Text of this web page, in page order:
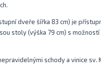
dveře šířka 83 cm) je
stoly (výška 79 cm) s možností
schody a vinice sv.